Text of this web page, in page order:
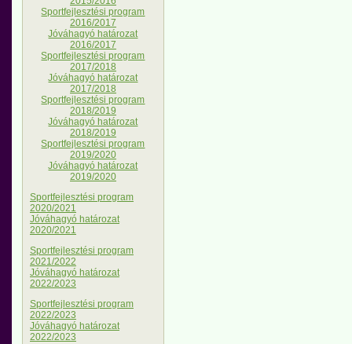
Sportfejlesztési program
2016/2017
Jóváhagyó határozat
2016/2017
Sportfejlesztési program
2017/2018
Jóváhagyó határozat
2017/2018
Sportfejlesztési program
2018/2019
Jóváhagyó határozat
2018/2019
Sportfejlesztési program
2019/2020
Jóváhagyó határozat
2019/2020
Sportfejlesztési program
2020/2021
Jóváhagyó határozat
2020/2021
Sportfejlesztési program
2021/2022
Jóváhagyó határozat
2022/2023
Sportfejlesztési program
2022/2023
Jóváhagyó határozat
2022/2023